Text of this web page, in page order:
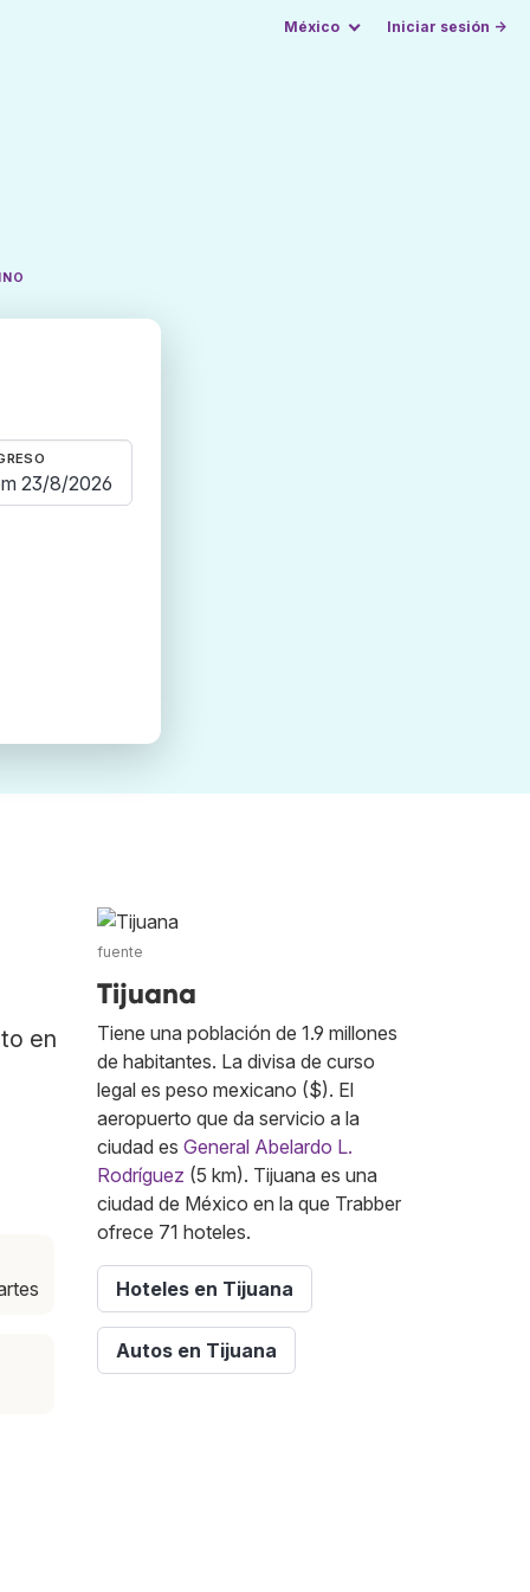
México Iniciar sesión →
en
fuente
Tijuana
Tiene una población de 1.9 millones
de habitantes. La divisa de curso
legal es peso mexicano ($). El
aeropuerto que da servicio a la
ciudad es General Abelardo L.
Rodríguez (5 km). Tijuana es una
ciudad de México en la que Trabber
ofrece 71 hoteles.
Hoteles en Tijuana
Autos en Tijuana